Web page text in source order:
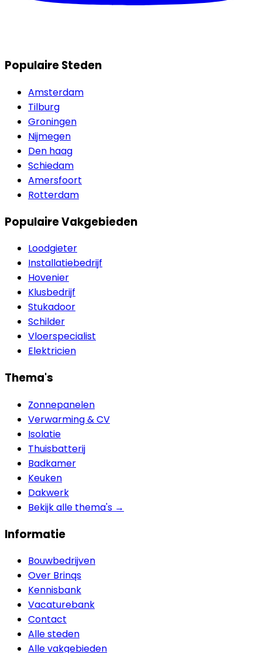
Populaire Steden
Amsterdam
Tilburg
Groningen
Nijmegen
Den haag
Schiedam
Amersfoort
Rotterdam
Populaire Vakgebieden
Loodgieter
Installatiebedrijf
Hovenier
Klusbedrijf
Stukadoor
Schilder
Vloerspecialist
Elektricien
Thema's
Zonnepanelen
Verwarming & CV
Isolatie
Thuisbatterij
Badkamer
Keuken
Dakwerk
Bekijk alle thema's →
Informatie
Bouwbedrijven
Over Brinqs
Kennisbank
Vacaturebank
Contact
Alle steden
Alle vakgebieden